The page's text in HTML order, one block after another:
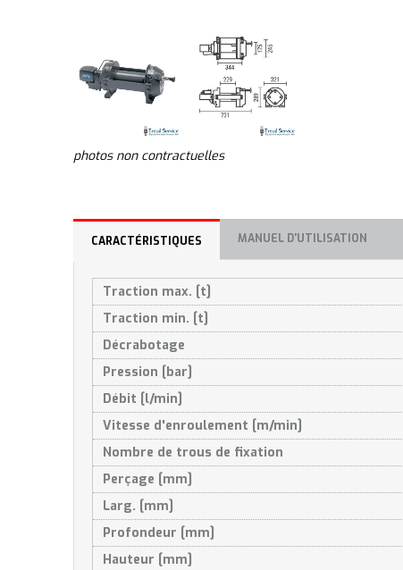
photos non contractuelles
CARACTÉRISTIQUES MANUEL D'UTILISATION
Traction max. [t]
Traction min. [t]
Décrabotage
Pression [bar]
Débit [l/min]
Vitesse d'enroulement [m/min]
Nombre de trous de fixation
Perçage [mm]
Larg. [mm]
Profondeur [mm]
Hauteur [mm]